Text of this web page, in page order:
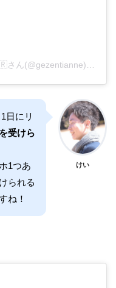
日にリ
受けら
1つあ
られる
ね！
けい